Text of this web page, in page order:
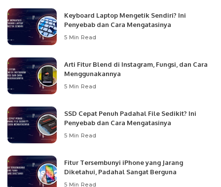
Keyboard Laptop Mengetik Sendiri? Ini
Penyebab dan Cara Mengatasinya
5 Min Read
Arti Fitur Blend di Instagram, Fungsi, dan Cara
Menggunakannya
5 Min Read
SSD Cepat Penuh Padahal File Sedikit? Ini
Penyebab dan Cara Mengatasinya
5 Min Read
Fitur Tersembunyi iPhone yang Jarang
Diketahui, Padahal Sangat Berguna
5 Min Read